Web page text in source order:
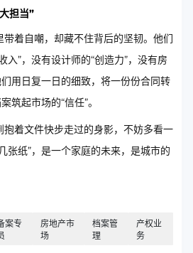
担当”
着自嘲，却藏不住背后的坚韧。他们
入”，没有设计师的“创造力”，没有房
用日复一日的细致，将一份份合同转
筑起市场的“信任”。
着文件快步走过的身影，不妨多看一
纸”，是一个家庭的未来，是城市的
案专
房地产市
场
档案管
理
产权业
务